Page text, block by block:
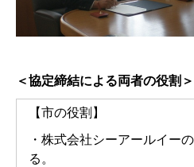
＜協定締結による両者の役割＞
【市の役割】
・株式会社シーアールイー
る。